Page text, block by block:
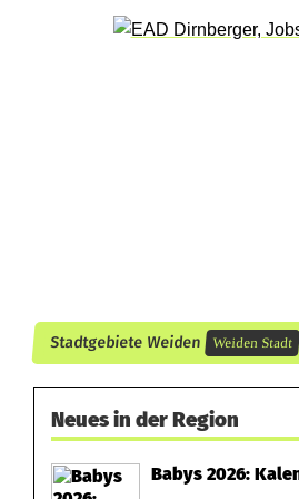
Stadtgebiete Weiden Weiden Stadt
Neues in der Region
Babys 2026: